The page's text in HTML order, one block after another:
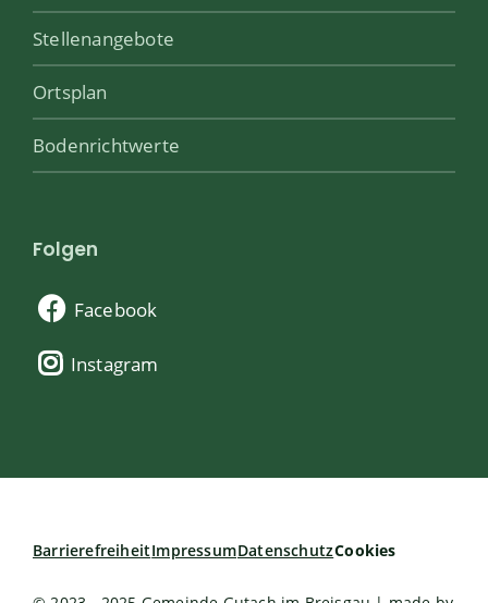
Stellenangebote
Ortsplan
Bodenrichtwerte
Folgen
Facebook
Instagram
BarrierefreiheitImpressumDatenschutzCookies